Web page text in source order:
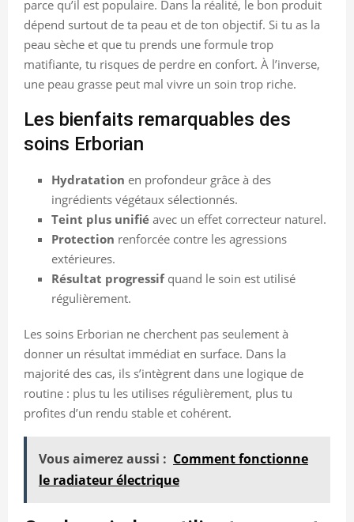
parce qu’il est populaire. Dans la réalité, le bon produit
dépend surtout de ta peau et de ton objectif. Si tu as la
peau sèche et que tu prends une formule trop
matifiante, tu risques de perdre en confort. À l’inverse,
une peau grasse peut mal vivre un soin trop riche.
Les bienfaits remarquables des
soins Erborian
Hydratation en profondeur grâce à des
ingrédients végétaux sélectionnés.
Teint plus unifié avec un effet correcteur naturel.
Protection renforcée contre les agressions
extérieures.
Résultat progressifquand le soin est utilisé
régulièrement.
Les soins Erborian ne cherchent pas seulement à
donner un résultat immédiat en surface. Dans la
majorité des cas, ils s’intègrent dans une logique de
routine : plus tu les utilises régulièrement, plus tu
profites d’un rendu stable et cohérent.
Vous aimerez aussi : Comment fonctionne
le radiateur électrique